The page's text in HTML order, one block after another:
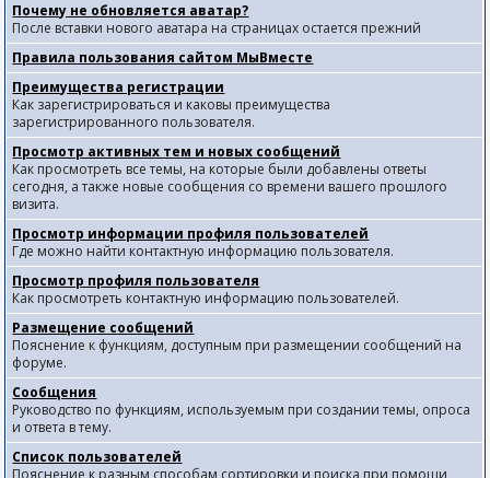
Почему не обновляется аватар?
После вставки нового аватара на страницах остается прежний
Правила пользования сайтом МыВместе
Преимущества регистрации
Как зарегистрироваться и каковы преимущества
зарегистрированного пользователя.
Просмотр активных тем и новых сообщений
Как просмотреть все темы, на которые были добавлены ответы
сегодня, а также новые сообщения со времени вашего прошлого
визита.
Просмотр информации профиля пользователей
Где можно найти контактную информацию пользователя.
Просмотр профиля пользователя
Как просмотреть контактную информацию пользователей.
Размещение сообщений
Пояснение к функциям, доступным при размещении сообщений на
форуме.
Сообщения
Руководство по функциям, используемым при создании темы, опроса
и ответа в тему.
Список пользователей
Пояснение к разным способам сортировки и поиска при помощи